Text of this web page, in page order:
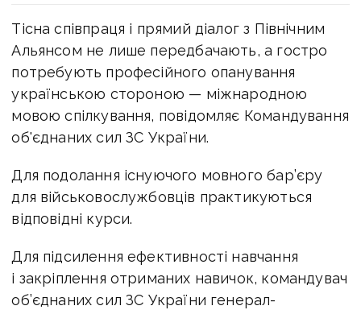
Тісна співпраця і прямий діалог з Північним
Альянсом не лише передбачають, а гостро
потребують професійного опанування
українською стороною — міжнародною
мовою спілкування, повідомляє Командування
об'єднаних сил ЗС України.
Для подолання існуючого мовного бар’єру
для військовослужбовців практикуються
відповідні курси.
Для підсилення ефективності навчання
і закріплення отриманих навичок, командувач
об’єднаних сил ЗС України генерал-